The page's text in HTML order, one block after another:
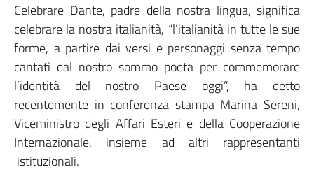
Celebrare Dante, padre della nostra lingua, significa
celebrare la nostra italianità, “l’italianità in tutte le sue
forme, a partire dai versi e personaggi senza tempo
cantati dal nostro sommo poeta per commemorare
l’identità del nostro Paese oggi”, ha detto
recentemente in conferenza stampa Marina Sereni,
Viceministro degli Affari Esteri e della Cooperazione
Internazionale, insieme ad altri rappresentanti
istituzionali.